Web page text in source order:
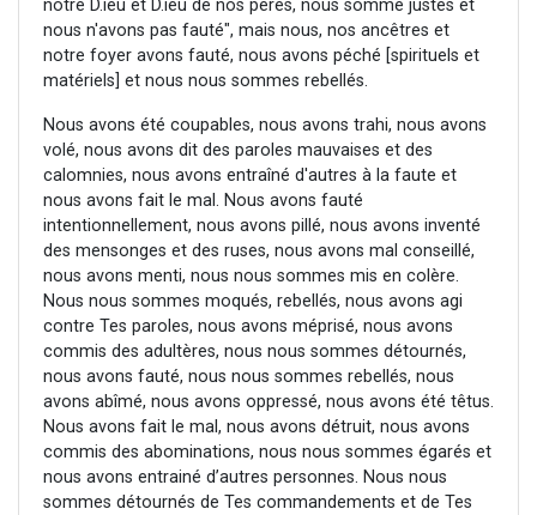
notre D.ieu et D.ieu de nos pères, nous somme justes et
nous n'avons pas fauté", mais nous, nos ancêtres et
notre foyer avons fauté, nous avons péché [spirituels et
matériels] et nous nous sommes rebellés.
Nous avons été coupables, nous avons trahi, nous avons
volé, nous avons dit des paroles mauvaises et des
calomnies, nous avons entraîné d'autres à la faute et
nous avons fait le mal. Nous avons fauté
intentionnellement, nous avons pillé, nous avons inventé
des mensonges et des ruses, nous avons mal conseillé,
nous avons menti, nous nous sommes mis en colère.
Nous nous sommes moqués, rebellés, nous avons agi
contre Tes paroles, nous avons méprisé, nous avons
commis des adultères, nous nous sommes détournés,
nous avons fauté, nous nous sommes rebellés, nous
avons abîmé, nous avons oppressé, nous avons été têtus.
Nous avons fait le mal, nous avons détruit, nous avons
commis des abominations, nous nous sommes égarés et
nous avons entrainé d’autres personnes. Nous nous
sommes détournés de Tes commandements et de Tes